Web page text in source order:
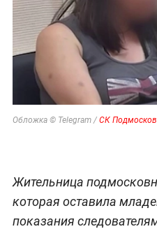
Обложка © Telegram / СК
Жительница
которая оставила
показания